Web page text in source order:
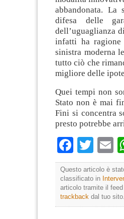
abbandonata.
difesa delle
dell’uguaglianza
infatti ha ragione
sinistra moderna
tutto ciò che
migliore delle
Quei tempi non
Stato non è mai
Fini si concentra
presto potrebbe
Questo articolo è
classificato in
articolo tramite il feed
trackback dal tuo sito.